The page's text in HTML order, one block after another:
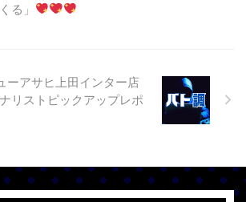
る」
ーアサヒ上田インター店
リストピックアップレポ